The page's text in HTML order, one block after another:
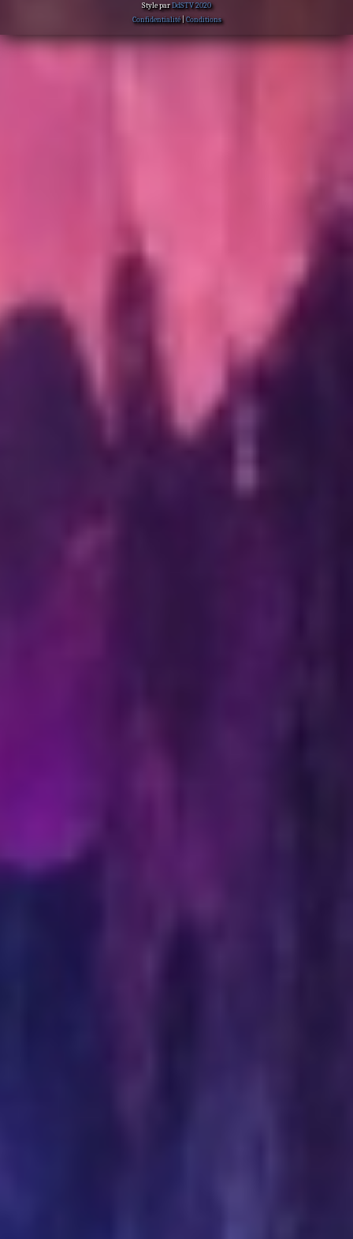
Style parDdSTV 2020
Confidentialité| Conditions